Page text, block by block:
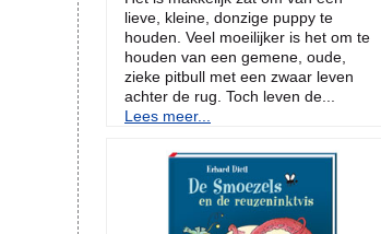
lieve, kleine, donzige puppy te
houden. Veel moeilijker is het om te
houden van een gemene, oude,
zieke pitbull met een zwaar leven
achter de rug. Toch leven de...
Lees meer...